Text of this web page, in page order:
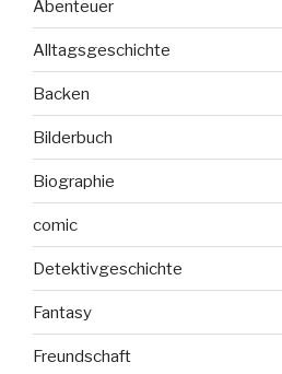
Abenteuer
Alltagsgeschichte
Backen
Bilderbuch
Biographie
comic
Detektivgeschichte
Fantasy
Freundschaft